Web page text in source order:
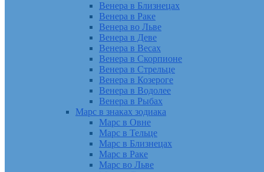
Венера в Близнецах
Венера в Раке
Венера во Льве
Венера в Деве
Венера в Весах
Венера в Скорпионе
Венера в Стрельце
Венера в Козероге
Венера в Водолее
Венера в Рыбах
Марс в знаках зодиака
Марс в Овне
Марс в Тельце
Марс в Близнецах
Марс в Раке
Марс во Льве